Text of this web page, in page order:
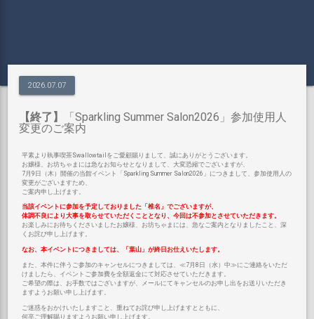
2026.07.07
【終了】
「Sparkling Summer Salon2026」参加使用人
変更のご案内
平素より執事喫茶Swallowtailをご愛顧賜りまして、誠にありがとうございます。
お嬢様、お坊ちゃまには急なお知らせとなりまして、大変恐縮でございますが、
7月9日（木）開催の当館イベント「Sparkling Summer Salon2026」につきまして、参加使用人の
変更がございますため、
ご案内申し上げます。
当該イベントに参加を予定しておりました「椎名」でございますが、
体調不良により大事を取らせていただくこととなり、今回は不参加とさせていただきます。
お楽しみにお待ちくださいましたお嬢様、お坊ちゃまには、急なご案内となりましたこと、深
くお詫び申し上げます。
なお、本イベントにつきましては、「葉山」が終日お仕えいたします。
また、本件に伴うご参加のキャンセルにつきましては、≪7月8日（水）中≫にご連絡をいただ
けましたら、イベントご参加費を全額返金にて対応させていただきます。
ご希望の際は、お手数ではございますが、メールにてキャンセルのお申し出をお送りいただき
ますようお願い申し上げます。
ご迷惑をおかけいたしますこと、重ねてお詫び申し上げますとともに、
何卒ご理解賜りますようお願い申し上げます。